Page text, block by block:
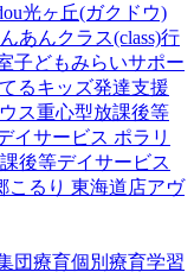
光ヶ丘(ガクドウ)
あんクラス(class)行
子どもみらいサポー
るキッズ発達支援
ス重心型放課後等
イサービス ポラリ
後等デイサービス
こるり 東海道店アヴ
団療育個別療育学習